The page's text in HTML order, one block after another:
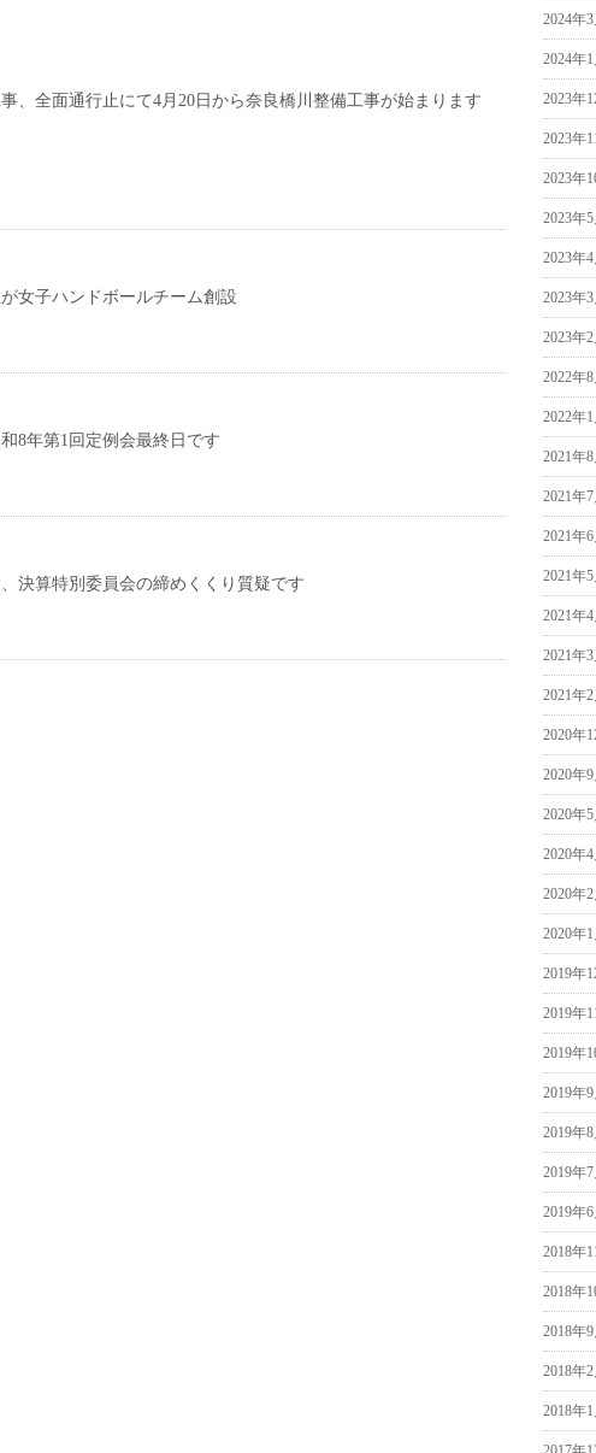
、全面通行止にて4月20日から奈良橋川整備工事が始まります
が女子ハンドボールチーム創設
8年第1回定例会最終日です
決算特別委員会の締めくくり質疑です
2024年3
2024年1
2023年
2023年
2023年
2023年5
2023年4
2023年3
2023年2
2022年8
2022年1
2021年8
2021年7
2021年6
2021年5
2021年4
2021年3
2021年2
2020年
2020年9
2020年5
2020年4
2020年2
2020年1
2019年
2019年
2019年
2019年9
2019年8
2019年7
2019年6
2018年
2018年
2018年9
2018年2
2018年1